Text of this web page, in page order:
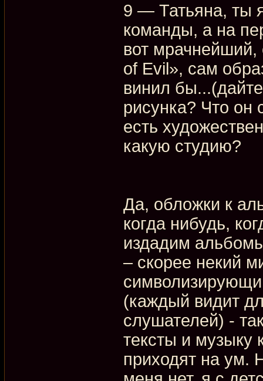
9 — Татьяна, ты
команды, а на
вот
of Evil», сам
винил
рисунка? Что он
есть
какую студию?
Да, обложки к
когда нибудь,
издадим
– скорее некий
(каждый видит
слушателей) -
тексты и музыку
приходят на ум.